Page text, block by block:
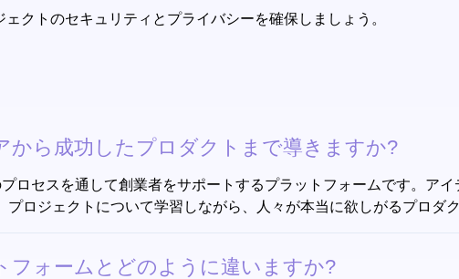
クトのセキュリティとプライバシーを確保しましょう。
から成功したプロダクトまで導きますか?
ロセスを通して創業者をサポートするプラットフォームです。ア
ロジェクトについて学習しながら、人々が本当に欲しがるプロダ
フォームとどのように違いますか?